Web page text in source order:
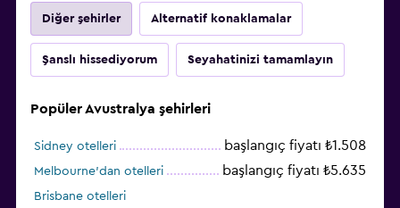
Diğer şehirler Alternatif konaklamalar
Şanslı hissediyorum Seyahatinizi tamamlayın
Popüler Avustralya şehirleri
Sidney otelleri başlangıç fiyatı ₺1.508
Melbourne'dan otelleri başlangıç fiyatı ₺5.635
Brisbane otelleri